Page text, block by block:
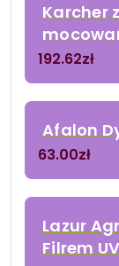
Karcher
192.62zł
Afalon
63.00zł
Lazur
Filrem